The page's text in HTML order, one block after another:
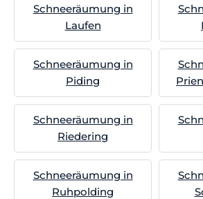
Schneeräumung in
Laufen
Schneeräumung in
Piding
Schneeräumung in
Riedering
Schneeräumung in
Ruhpolding